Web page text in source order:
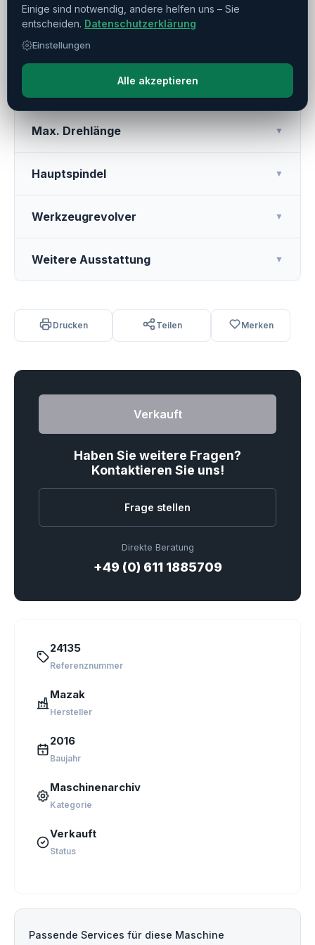
Verfahrwege
Max. Drehdurchmesser
Max. Drehlänge ▼
Hauptspindel ▼
Werkzeugrevolver ▼
Weitere Ausstattung ▼
Drucken Teilen Merken
Verkauft
Haben Sie weitere Fragen?
Kontaktieren Sie uns!
Frage stellen
Direkte Beratung
+49 (0) 611 1885709
24135
Referenznummer
Mazak
Hersteller
2016
Baujahr
Maschinenarchiv
Kategorie
Verkauft
Status
Passende Services für diese Maschine
Einige sind notwendig, andere helfen uns – Sie
entscheiden. Datenschutzerklärung
Einstellungen
Alle akzeptieren